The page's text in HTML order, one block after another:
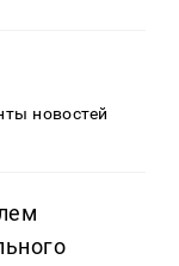
новостей